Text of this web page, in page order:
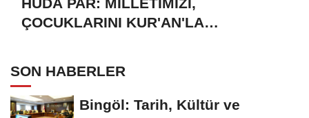
HÜDA PAR: MİLLETİMİZİ,
ÇOCUKLARINI KUR'AN'LA
SON HABERLER
Bingöl: Tarih, Kültür ve